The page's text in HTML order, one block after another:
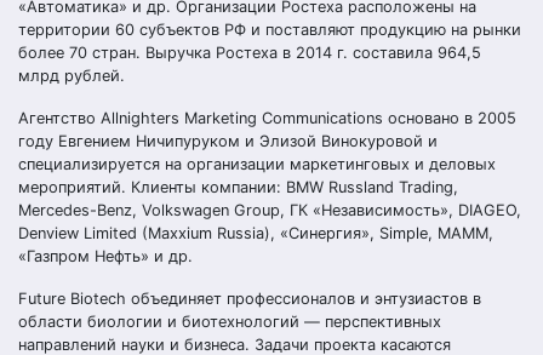
«Автоматика» и др. Организации Ростеха расположены на
территории 60 субъектов РФ и поставляют продукцию на рынки
более 70 стран. Выручка Ростеха в 2014 г. составила 964,5
млрд рублей.
Агентство Allnighters Marketing Communications основано в 2005
году Евгением Ничипуруком и Элизой Винокуровой и
специализируется на организации маркетинговых и деловых
мероприятий. Клиенты компании: BMW Russland Trading,
Mercedes-Benz, Volkswagen Group, ГК «Независимость», DIAGEO,
Denview Limited (Maxxium Russia), «Синергия», Simple, МАММ,
«Газпром Нефть» и др.
Future Biotech объединяет профессионалов и энтузиастов в
области биологии и биотехнологий — перспективных
направлений науки и бизнеса. Задачи проекта касаются